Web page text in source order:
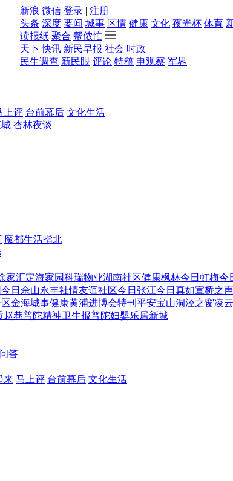
新浪 微信 登录 | 注册
头条 深度 要闻 城事 区情 健康 文化 夜光杯 体育
读报纸 聚合 帮侬忙
天下 快讯 新民早报 社会 时政
民生调查 新民眼 评论 特稿 申观察 军界
上评 台前幕后 文化生活
杏林夜谈
魔都生活指北
家汇定海家园科瑞物业湖南社区健康枫林今日虹梅今
今日佘山永丰社情友谊社区今日张江今日真如宣桥之声
金海城事健康黄浦进博会特刊 平安宝山洞泾之窗凌
赵巷普陀精神卫生报普陀妇婴乐居新城
答
来 马上评 台前幕后 文化生活